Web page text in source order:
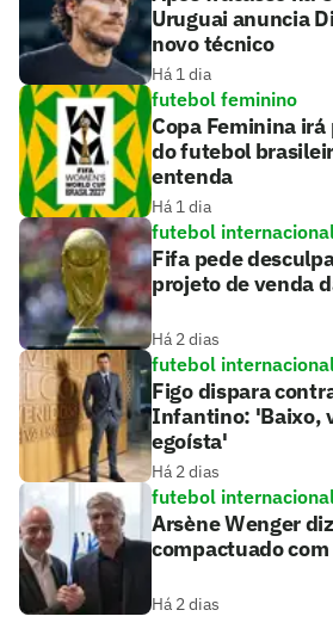
Uruguai anuncia
novo técnico
Há 1 dia
futebol feminino
Copa Feminina
do futebol
entenda
Há 1 dia
futebol
Fifa pede
projeto de venda
Há 2 dias
futebol
Figo dispara
Infantino: 'Baixo,
egoísta'
Há 2 dias
futebol
Arsène Wenger
compactuado
Há 2 dias